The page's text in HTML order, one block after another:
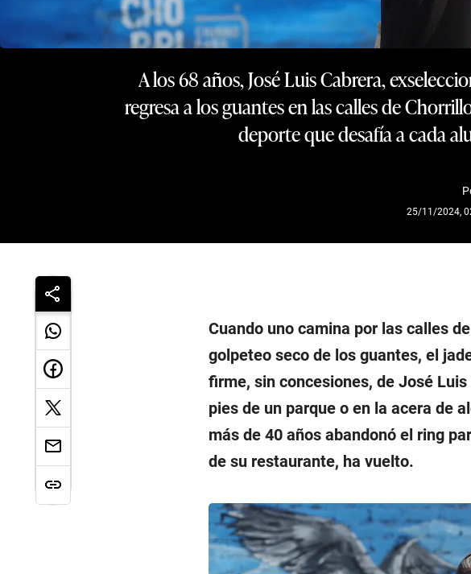
A los 68 años, José Luis Cabrera,
regresa a los guantes en las calles de
deporte que desafía a cada
25/11/2024,
Cuando uno camina por las calles
golpeteo seco de los guantes, el
firme, sin concesiones, de José
pies de un parque o en la acera de
más de 40 años abandonó el ring
de su restaurante, ha vuelto.